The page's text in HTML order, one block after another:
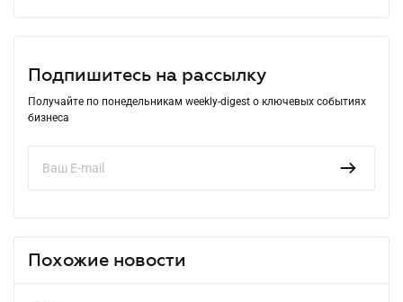
Подпишитесь на рассылку
Получайте по понедельникам weekly-digest о ключевых событиях
бизнеса
Похожие новости